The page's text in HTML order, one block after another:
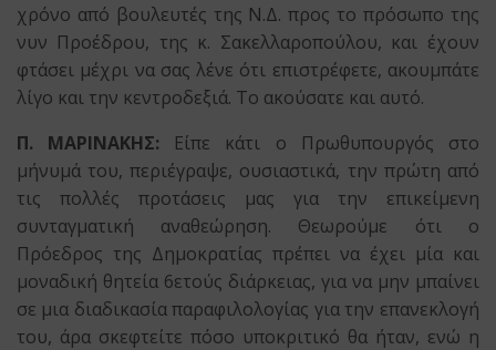
χρόνο από βουλευτές της Ν.Δ. προς το πρόσωπο της
νυν Προέδρου, της κ. Σακελλαροπούλου, και έχουν
φτάσει μέχρι να σας λένε ότι επιστρέφετε, ακουμπάτε
λίγο και την κεντροδεξιά. Το ακούσατε και αυτό.
Π. ΜΑΡΙΝΑΚΗΣ: Είπε κάτι ο Πρωθυπουργός στο
μήνυμά του, περιέγραψε, ουσιαστικά, την πρώτη από
τις πολλές προτάσεις μας για την επικείμενη
συνταγματική αναθεώρηση. Θεωρούμε ότι ο
Πρόεδρος της Δημοκρατίας πρέπει να έχει μία και
μοναδική θητεία 6ετούς διάρκειας, για να μην μπαίνει
σε μια διαδικασία παραφιλολογίας για την επανεκλογή
του, άρα σκεφτείτε πόσο υποκριτικό θα ήταν, ενώ η